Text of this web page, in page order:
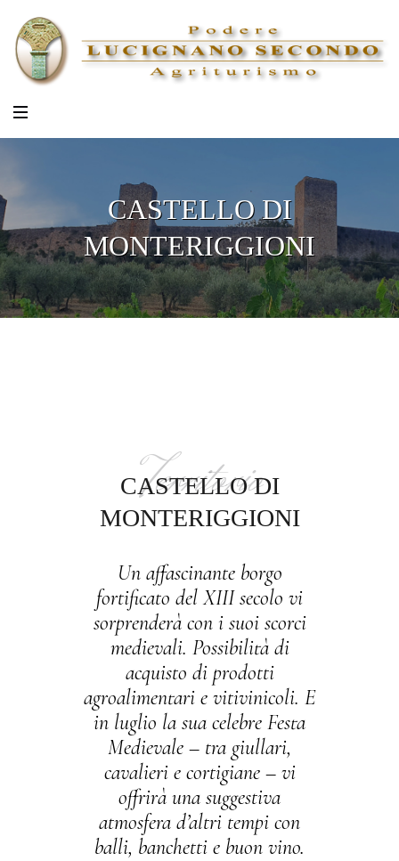
CASTELLO DI
MONTERIGGIONI
Territorio
CASTELLO DI
MONTERIGGIONI
Un affascinante borgo
fortificato del XIII secolo vi
sorprenderà con i suoi scorci
medievali. Possibilità di
acquisto di prodotti
agroalimentari e vitivinicoli. E
in luglio la sua celebre Festa
Medievale – tra giullari,
cavalieri e cortigiane – vi
offrirà una suggestiva
atmosfera d’altri tempi con
balli, banchetti e buon vino.